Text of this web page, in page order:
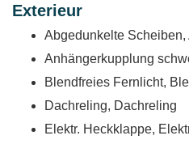
Exterieur
Abgedunkelte
Anhängerkupplung
Blendfreies Fernlicht,
Dachreling, Dachreling
Elektr. Heckklappe,